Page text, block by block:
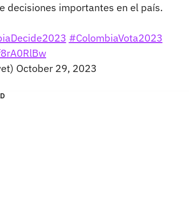
decisiones importantes en el país.
#ColombiaVota2023
October 29, 2023